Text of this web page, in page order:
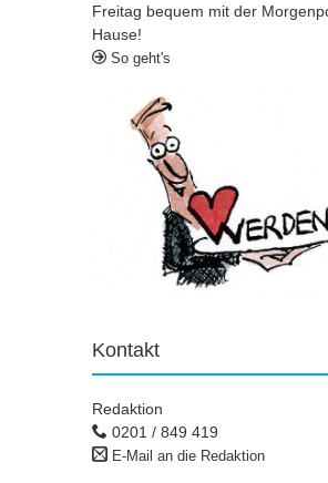
Freitag bequem mit der
Hause!
So geht's
Kontakt
Redaktion
0201 / 849 419
E-Mail an die Redaktion